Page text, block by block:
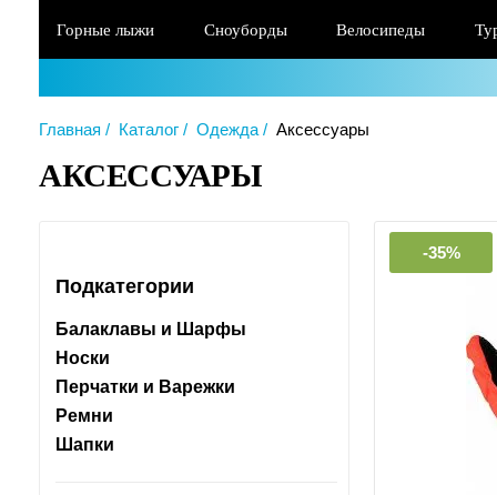
Горные лыжи Сноуборды Велосипеды
Главная Каталог Одежда Аксессуары
АКСЕССУАРЫ
Подкатегории
Балаклавы и Шарфы
Носки
Перчатки и Варежки
Ремни
Шапки
-35%